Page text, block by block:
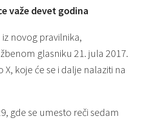
važe devet godina
novog pravilnika,
glasniku 21. jula 2017.
X, koje će se i dalje nalaziti na
gde se umesto reči sedam